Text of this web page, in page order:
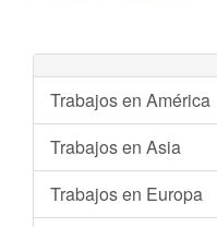
Trabajos en América
Trabajos en Asia
Trabajos en Europa